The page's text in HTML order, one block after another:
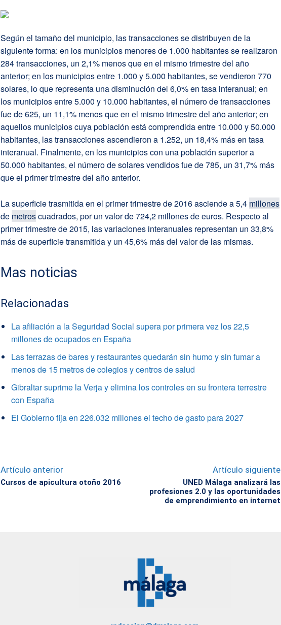
Según el tamaño del municipio, las transacciones se distribuyen de la
siguiente forma: en los municipios menores de 1.000 habitantes se realizaron
284 transacciones, un 2,1% menos que en el mismo trimestre del año
anterior; en los municipios entre 1.000 y 5.000 habitantes, se vendieron 770
solares, lo que representa una disminución del 6,0% en tasa interanual; en
los municipios entre 5.000 y 10.000 habitantes, el número de transacciones
fue de 625, un 11,1% menos que en el mismo trimestre del año anterior; en
aquellos municipios cuya población está comprendida entre 10.000 y 50.000
habitantes, las transacciones ascendieron a 1.252, un 18,4% más en tasa
interanual. Finalmente, en los municipios con una población superior a
50.000 habitantes, el número de solares vendidos fue de 785, un 31,7% más
que el primer trimestre del año anterior.
La superficie trasmitida en el primer trimestre de 2016 asciende a 5,4 millones
de metroscuadrados, por un valor de 724,2 millones de euros. Respecto al
primer trimestre de 2015, las variaciones interanuales representan un 33,8%
más de superficie transmitida y un 45,6% más del valor de las mismas.
Mas noticias
Relacionadas
La afiliación a la Seguridad Social supera por primera vez los 22,5
millones de ocupados en España
Las terrazas de bares y restaurantes quedarán sin humo y sin fumar a
menos de 15 metros de colegios y centros de salud
Gibraltar suprime la Verja y elimina los controles en su frontera terrestre
con España
El Gobierno fija en 226.032 millones el techo de gasto para 2027
Artículo anterior
Cursos de apicultura otoño 2016
Artículo siguiente
UNED Málaga analizará las
profesiones 2.0 y las oportunidades
de emprendimiento en internet